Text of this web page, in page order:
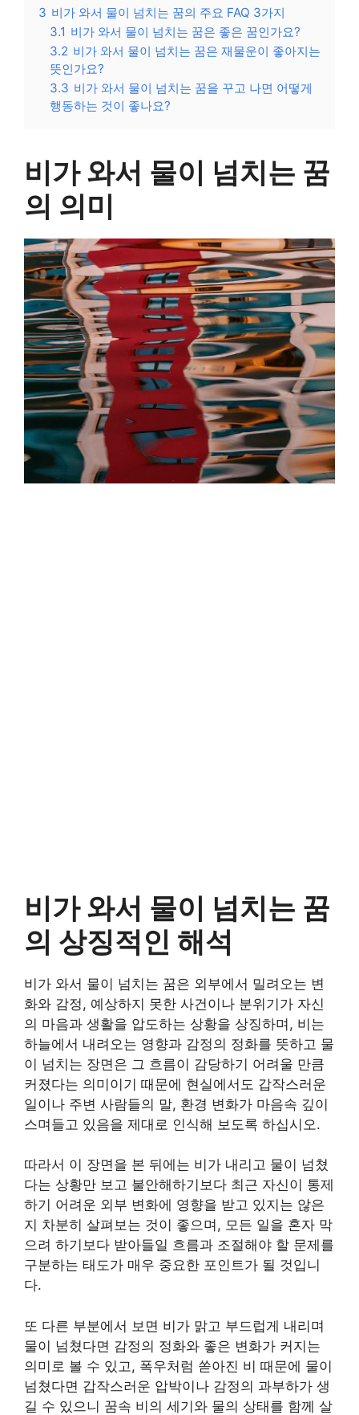
3 비가 와서 물이 넘치는 꿈의 주요 FAQ 3가지
3.1 비가 와서 물이 넘치는 꿈은 좋은 꿈인가요?
3.2 비가 와서 물이 넘치는 꿈은 재물운이 좋아지는
뜻인가요?
3.3 비가 와서 물이 넘치는 꿈을 꾸고 나면 어떻게
행동하는 것이 좋나요?
비가 와서 물이 넘치는 꿈
의 의미
비가 와서 물이 넘치는 꿈
의 상징적인 해석
비가 와서 물이 넘치는 꿈은 외부에서 밀려오는 변
화와 감정, 예상하지 못한 사건이나 분위기가 자신
의 마음과 생활을 압도하는 상황을 상징하며, 비는
하늘에서 내려오는 영향과 감정의 정화를 뜻하고 물
이 넘치는 장면은 그 흐름이 감당하기 어려울 만큼
커졌다는 의미이기 때문에 현실에서도 갑작스러운
일이나 주변 사람들의 말, 환경 변화가 마음속 깊이
스며들고 있음을 제대로 인식해 보도록 하십시오.
따라서 이 장면을 본 뒤에는 비가 내리고 물이 넘쳤
다는 상황만 보고 불안해하기보다 최근 자신이 통제
하기 어려운 외부 변화에 영향을 받고 있지는 않은
지 차분히 살펴보는 것이 좋으며, 모든 일을 혼자 막
으려 하기보다 받아들일 흐름과 조절해야 할 문제를
구분하는 태도가 매우 중요한 포인트가 될 것입니
다.
또 다른 부분에서 보면 비가 맑고 부드럽게 내리며
물이 넘쳤다면 감정의 정화와 좋은 변화가 커지는
의미로 볼 수 있고, 폭우처럼 쏟아진 비 때문에 물이
넘쳤다면 갑작스러운 압박이나 감정의 과부하가 생
길 수 있으니 꿈속 비의 세기와 물의 상태를 함께 살